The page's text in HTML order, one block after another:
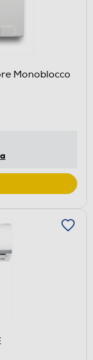
Monoblocco